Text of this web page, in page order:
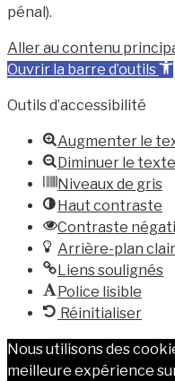
pénal).
Aller au contenu
Ouvrir la barre d’outils
Outils d’accessibilité
Augmenter le
Diminuer le texte
Niveaux de gris
Haut contraste
Contraste
Arrière-plan clair
Liens soulignés
Police lisible
Réinitialiser
Nous utilisons des
meilleure expérience